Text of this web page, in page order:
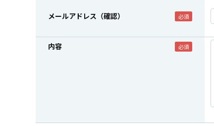
メールアドレス（確認）
内容